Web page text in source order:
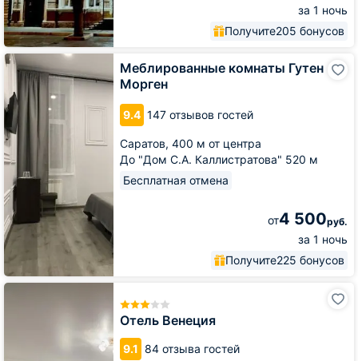
за 1 ночь
Получите205 бонусов
Меблированные комнаты Гутен
Морген
9.4 147 отзывов гостей
Саратов, 400 м от центра
До "Дом С.А. Каллистратова" 520 м
Бесплатная отмена
от4 500руб.
за 1 ночь
Получите225 бонусов
Меблированные
комнаты
Морген
Отель Венеция
9.1 84 отзыва гостей
Отель